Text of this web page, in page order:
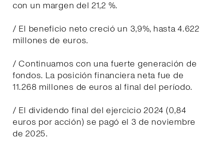
con un margen del 21,2 %.
/ El beneficio neto creció un 3,9%, hasta 4.622
millones de euros.
/ Continuamos con una fuerte generación de
fondos. La posición financiera neta fue de
11.268 millones de euros al final del período.
/ El dividendo final del ejercicio 2024 (0,84
euros por acción) se pagó el 3 de noviembre
de 2025.